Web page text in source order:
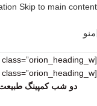
Skip to main content
منو
[siteorigin_widget class=”orion_heading_w”]
[siteorigin_widget class=”orion_heading_w”]
دو شب کمپینگ طبیعت